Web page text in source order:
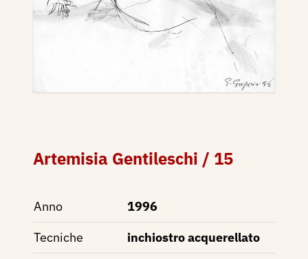
Artemisia Gentileschi / 15
Anno
1996
Tecniche
inchiostro acquerellato